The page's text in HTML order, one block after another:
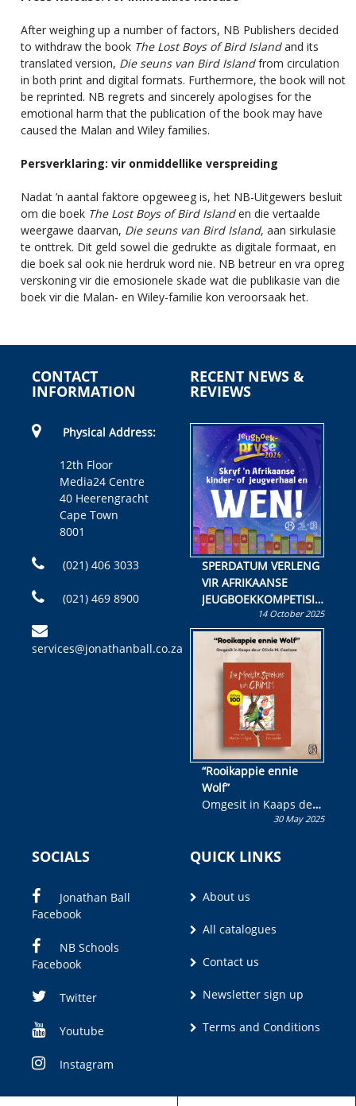
After weighing up a number of factors, NB Publishers decided
to withdraw the book The Lost Boys of Bird Islandand its
translated version, Die seuns van Bird Islandfrom circulation
in both print and digital formats. Furthermore, the book will not
be reprinted. NB regrets and sincerely apologises for the
emotional harm that the publication of the book may have
caused the Malan and Wiley families.
Persverklaring: vir onmiddellike verspreiding
Nadat ’n aantal faktore opgeweeg is, het NB-Uitgewers besluit
om die boek The Lost Boys of Bird Islanden die vertaalde
weergawe daarvan, Die seuns van Bird Island, aan sirkulasie
te onttrek. Dit geld sowel die gedrukte as digitale formaat, en
die boek sal ook nie herdruk word nie. NB betreur en vra opreg
verskoning vir die emosionele skade wat die publikasie van die
boek vir die Malan- en Wiley-familie kon veroorsaak het.
CONTACT
INFORMATION
Physical Address:
12th Floor
Media24 Centre
40 Heerengracht
Cape Town
8001
(021) 406 3033
(021) 469 8900
services@jonathanball.co.za
RECENT NEWS &
REVIEWS
SPERDATUM VERLENG
VIR AFRIKAANSE
JEUGBOEKKOMPETISIE
Skryf ’n jeugboek of
kinderboek en staan ’n
kans om R50 000 te
wen!
14 October 2025
“Rooikappie ennie
Wolf”
Omgesit in Kaaps deur
Olivia M. Coetzee30 May 2025
SOCIALS
Jonathan Ball
Facebook
NB Schools
Facebook
Twitter
Youtube
Instagram
QUICK LINKS
About us
All catalogues
Contact us
Newsletter sign up
Terms and Conditions